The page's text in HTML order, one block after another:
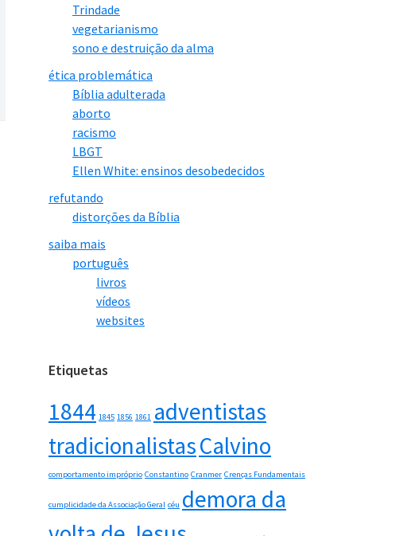
Trindade
vegetarianismo
sono e destruição da alma
ética problemática
Bíblia adulterada
aborto
racismo
LBGT
Ellen White: ensinos desobedecidos
refutando
distorções da Bíblia
saiba mais
português
livros
vídeos
websites
Etiquetas
1844 1845 1856 1861 adventistas
tradicionalistasCalvino
comportamento impróprio Constantino Cranmer Crenças Fundamentais
cumplicidade da Associação Geral céu demora da